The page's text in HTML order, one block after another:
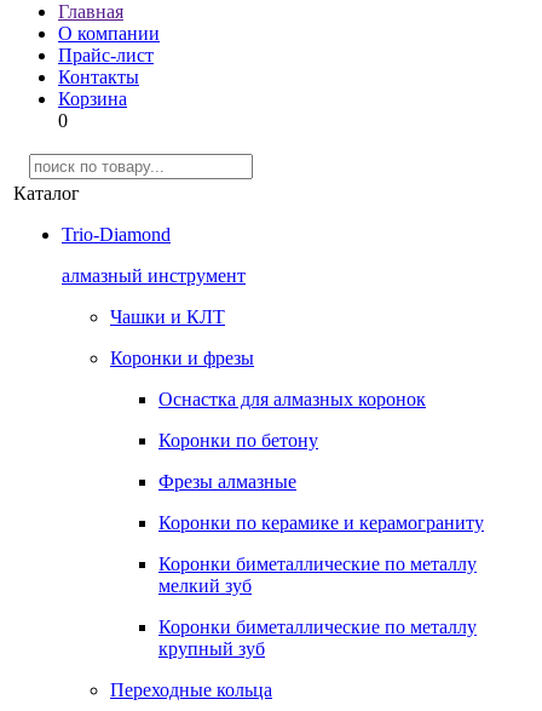
Главная
О компании
Прайс-лист
Контакты
Корзина
0
Каталог
Trio-Diamond
алмазный инструмент
Чашки и КЛТ
Коронки и фрезы
Оснастка для алмазных коронок
Коронки по бетону
Фрезы алмазные
Коронки по керамике и керамограниту
Коронки биметаллические по металлу
мелкий зуб
Коронки биметаллические по металлу
крупный зуб
Переходные кольца